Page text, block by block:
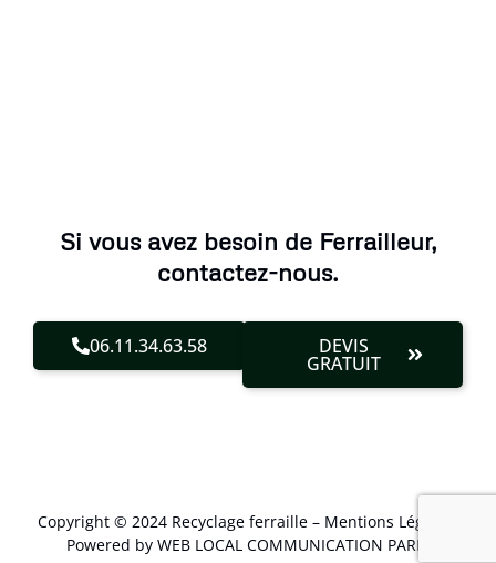
Si vous avez besoin de Ferrailleur,
contactez-nous.
06.11.34.63.58 DEVIS
GRATUIT
Copyright © 2024 Recyclage ferraille – Mentions Légales
Powered by WEB LOCAL COMMUNICATION PARIS